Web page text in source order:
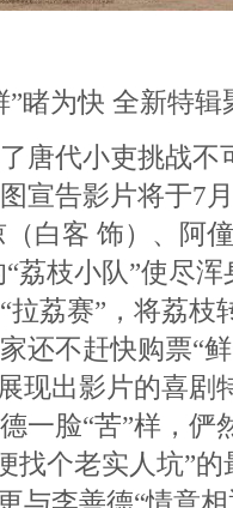
”睹为快 全新特
唐代小吏挑战不
宣告影片将于7
白客 饰）、阿
荔枝小队”使尽
荔赛”，将荔枝
还不赶快购票“
现出影片的喜剧
一脸“苦”样，俨
找个老实人坑”